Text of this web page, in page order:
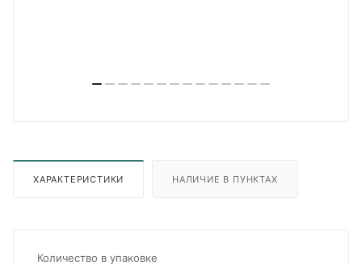
ХАРАКТЕРИСТИКИ НАЛИЧИЕ В ПУНКТАХ
Количество в упаковке